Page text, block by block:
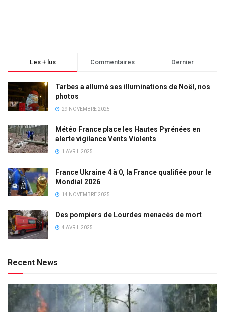
Les + lus Commentaires Dernier
Tarbes a allumé ses illuminations de Noël, nos
photos
29 NOVEMBRE 2025
Météo France place les Hautes Pyrénées en
alerte vigilance Vents Violents
1 AVRIL 2025
France Ukraine 4 à 0, la France qualifiée pour le
Mondial 2026
14 NOVEMBRE 2025
Des pompiers de Lourdes menacés de mort
4 AVRIL 2025
Recent News